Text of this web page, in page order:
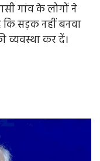
गांव के लोगों ने
कि सड़क नहीं बनवा
व्यवस्था कर दें।